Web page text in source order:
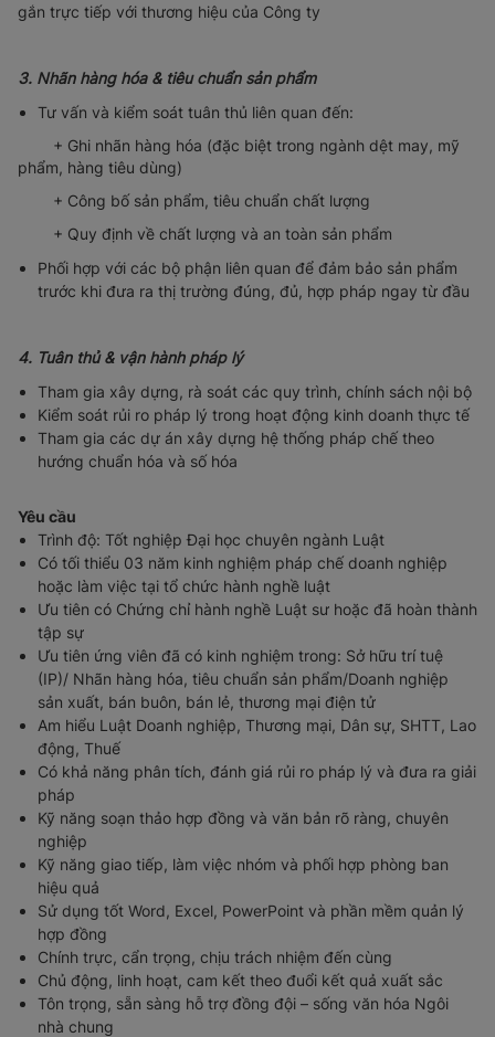
gắn trực tiếp với thương hiệu của Công ty
3. Nhãn hàng hóa & tiêu chuẩn sản phẩm
Tư vấn và kiểm soát tuân thủ liên quan đến:
+ Ghi nhãn hàng hóa (đặc biệt trong ngành dệt may, mỹ
phẩm, hàng tiêu dùng)
+ Công bố sản phẩm, tiêu chuẩn chất lượng
+ Quy định về chất lượng và an toàn sản phẩm
Phối hợp với các bộ phận liên quan để đảm bảo sản phẩm
trước khi đưa ra thị trường đúng, đủ, hợp pháp ngay từ đầu
4. Tuân thủ & vận hành pháp lý
Tham gia xây dựng, rà soát các quy trình, chính sách nội bộ
Kiểm soát rủi ro pháp lý trong hoạt động kinh doanh thực tế
Tham gia các dự án xây dựng hệ thống pháp chế theo
hướng chuẩn hóa và số hóa
Yêu cầu
Trình độ: Tốt nghiệp Đại học chuyên ngành Luật
Có tối thiểu 03 năm kinh nghiệm pháp chế doanh nghiệp
hoặc làm việc tại tổ chức hành nghề luật
Ưu tiên có Chứng chỉ hành nghề Luật sư hoặc đã hoàn thành
tập sự
Ưu tiên ứng viên đã có kinh nghiệm trong: Sở hữu trí tuệ
(IP)/ Nhãn hàng hóa, tiêu chuẩn sản phẩm/Doanh nghiệp
sản xuất, bán buôn, bán lẻ, thương mại điện tử
Am hiểu Luật Doanh nghiệp, Thương mại, Dân sự, SHTT, Lao
động, Thuế
Có khả năng phân tích, đánh giá rủi ro pháp lý và đưa ra giải
pháp
Kỹ năng soạn thảo hợp đồng và văn bản rõ ràng, chuyên
nghiệp
Kỹ năng giao tiếp, làm việc nhóm và phối hợp phòng ban
hiệu quả
Sử dụng tốt Word, Excel, PowerPoint và phần mềm quản lý
hợp đồng
Chính trực, cẩn trọng, chịu trách nhiệm đến cùng
Chủ động, linh hoạt, cam kết theo đuổi kết quả xuất sắc
Tôn trọng, sẵn sàng hỗ trợ đồng đội – sống văn hóa Ngôi
nhà chung